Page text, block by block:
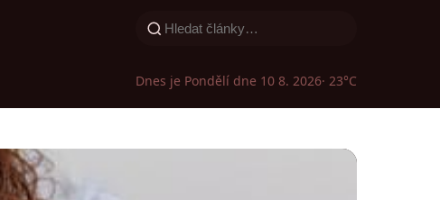
Dnes je Pondělí dne 10 8. 2026· 23°C